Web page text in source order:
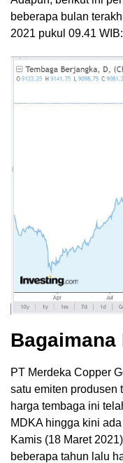
beberapa bulan
2021 pukul 09.41 WIB:
Bagaimana
PT Merdeka Copper
satu emiten produsen
harga tembaga ini
MDKA hingga kini
Kamis (18 Maret
beberapa tahun lalu